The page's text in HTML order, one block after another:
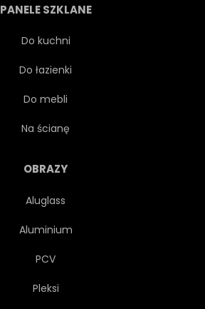
PANELE SZKLANE
Do kuchni
Do łazienki
Do mebli
Na ścianę
OBRAZY
Aluglass
Aluminium
PCV
Pleksi